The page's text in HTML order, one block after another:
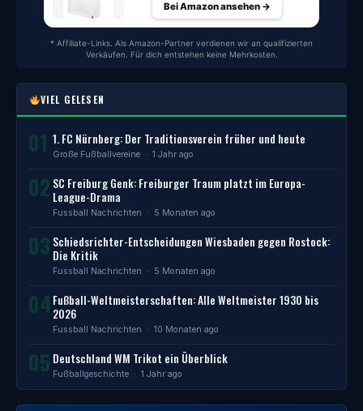
Bei Amazon ansehen →
* Affiliate-Links. Als Amazon-Partner verdienen wir an qualifizierten
Verkäufen. Für dich entstehen keine Mehrkosten.
VIEL GELESEN
01 1. FC Nürnberg: Der Traditionsverein früher und heute
Große Fußballvereine · 1 Jahr ago
02 SC Freiburg Genk: Freiburger Traum platzt im Europa-
League-Drama
Fussball Nachrichten · 5 Monaten ago
03 Schiedsrichter-Entscheidungen Wiesbaden gegen Rostock:
Die Kritik
Fussball Nachrichten · 5 Monaten ago
04 Fußball-Weltmeisterschaften: Alle Weltmeister 1930 bis
2026
Fussball Nachrichten · 10 Monaten ago
05 Deutschland WM Trikot ein Überblick
Fußballgeschichte · 1 Jahr ago